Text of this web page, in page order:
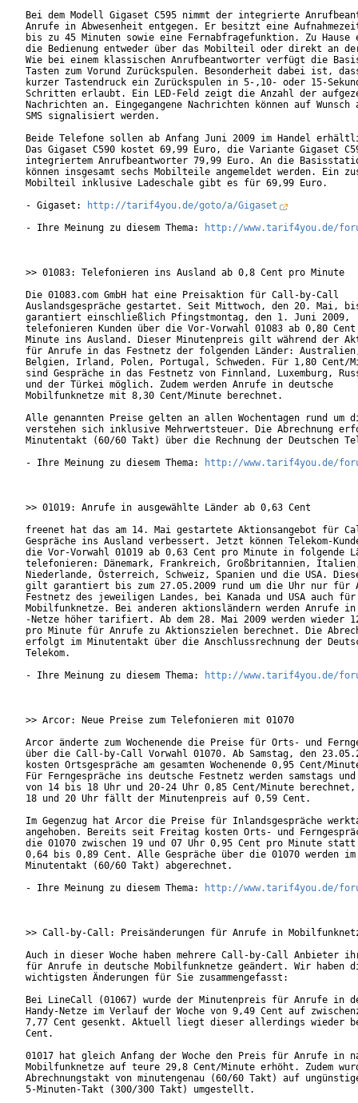
Bei dem Modell Gigaset C595 nimmt der integrierte
Anrufe in Abwesenheit entgegen. Er besitzt eine
bis zu 45 Minuten sowie eine Fernabfragefunktion. Zu
die Bedienung entweder über das Mobilteil oder direkt an
Wie bei einem klassischen Anrufbeantworter verfügt die
Tasten zum Vorund Zurückspulen. Besonderheit dabei ist,
kurzer Tastendruck ein Zurückspulen in 5-,10- oder 15-
Schritten erlaubt. Ein LED-Feld zeigt die Anzahl der
Nachrichten an. Eingegangene Nachrichten können auf Wunsch
SMS signalisiert werden.
Beide Telefone sollen ab Anfang Juni 2009 im Handel
Das Gigaset C590 kostet 69,99 Euro, die Variante Gigaset
integriertem Anrufbeantworter 79,99 Euro. An die
können insgesamt sechs Mobilteile angemeldet werden. Ein
Mobilteil inklusive Ladeschale gibt es für 69,99 Euro.
- Gigaset:
http://tarif4you.de/goto/a/Gigaset
- Ihre Meinung zu diesem Thema:
http://www.tarif4you.de/
>> 01083: Telefonieren ins Ausland ab 0,8 Cent pro Minute
Die 01083.com GmbH hat eine Preisaktion für Call-by-Call
Auslandsgespräche gestartet. Seit Mittwoch, den 20. Mai,
garantiert einschließlich Pfingstmontag, den 1. Juni 2009,
telefonieren Kunden über die Vor-Vorwahl 01083 ab 0,80
Minute ins Ausland. Dieser Minutenpreis gilt während der
für Anrufe in das Festnetz der folgenden Länder:
Belgien, Irland, Polen, Portugal, Schweden. Für 1,80 Cent/
sind Gespräche in das Festnetz von Finnland, Luxemburg,
und der Türkei möglich. Zudem werden Anrufe in deutsche
Mobilfunknetze mit 8,30 Cent/Minute berechnet.
Alle genannten Preise gelten an allen Wochentagen rund um
verstehen sich inklusive Mehrwertsteuer. Die Abrechnung
Minutentakt (60/60 Takt) über die Rechnung der Deutschen
- Ihre Meinung zu diesem Thema:
http://www.tarif4you.de/
>> 01019: Anrufe in ausgewählte Länder ab 0,63 Cent
freenet hat das am 14. Mai gestartete Aktionsangebot für
Gespräche ins Ausland verbessert. Jetzt können Telekom-
die Vor-Vorwahl 01019 ab 0,63 Cent pro Minute in folgende
telefonieren: Dänemark, Frankreich, Großbritannien,
Niederlande, Österreich, Schweiz, Spanien und die USA.
gilt garantiert bis zum 27.05.2009 rund um die Uhr nur für
Festnetz des jeweiligen Landes, bei Kanada und USA auch
Mobilfunknetze. Bei anderen aktionsländern werden Anrufe in
-Netze höher tarifiert. Ab dem 28. Mai 2009 werden wieder
pro Minute für Anrufe zu Aktionszielen berechnet. Die
erfolgt im Minutentakt über die Anschlussrechnung der
Telekom.
- Ihre Meinung zu diesem Thema:
http://www.tarif4you.de/
>> Arcor: Neue Preise zum Telefonieren mit 01070
Arcor änderte zum Wochenende die Preise für Orts- und
über die Call-by-Call Vorwahl 01070. Ab Samstag, den
kosten Ortsgespräche am gesamten Wochenende 0,95 Cent/
Für Ferngespräche ins deutsche Festnetz werden samstags
von 14 bis 18 Uhr und 20-24 Uhr 0,85 Cent/Minute berechnet,
18 und 20 Uhr fällt der Minutenpreis auf 0,59 Cent.
Im Gegenzug hat Arcor die Preise für Inlandsgespräche
angehoben. Bereits seit Freitag kosten Orts- und
die 01070 zwischen 19 und 07 Uhr 0,95 Cent pro Minute
0,64 bis 0,89 Cent. Alle Gespräche über die 01070 werden im
Minutentakt (60/60 Takt) abgerechnet.
- Ihre Meinung zu diesem Thema:
http://www.tarif4you.de/
>> Call-by-Call: Preisänderungen für Anrufe in
Auch in dieser Woche haben mehrere Call-by-Call Anbieter
für Anrufe in deutsche Mobilfunknetze geändert. Wir haben
wichtigsten Änderungen für Sie zusammengefasst:
Bei LineCall (01067) wurde der Minutenpreis für Anrufe in
Handy-Netze im Verlauf der Woche von 9,49 Cent auf
7,77 Cent gesenkt. Aktuell liegt dieser allerdings wieder
Cent.
01017 hat gleich Anfang der Woche den Preis für Anrufe in
Mobilfunknetze auf teure 29,8 Cent/Minute erhöht. Zudem
Abrechnungstakt von minutengenau (60/60 Takt) auf
5-Minuten-Takt (300/300 Takt) umgestellt.